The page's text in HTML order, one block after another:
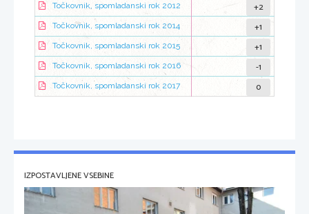
Točkovnik, spomladanski rok 2012 +2
Točkovnik, spomladanski rok 2014 +1
Točkovnik, spomladanski rok 2015 +1
Točkovnik, spomladanski rok 2016 -1
Točkovnik, spomladanski rok 2017 0
IZPOSTAVLJENE VSEBINE